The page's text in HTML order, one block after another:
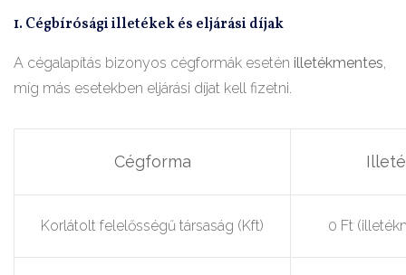
1. Cégbírósági illetékek és eljárási díjak
A cégalapítás bizonyos cégformák esetén illetékmentes,
míg más esetekben eljárási díjat kell fizetni.
Cégforma
Korlátolt felelősségű társaság (Kft) 0 Ft